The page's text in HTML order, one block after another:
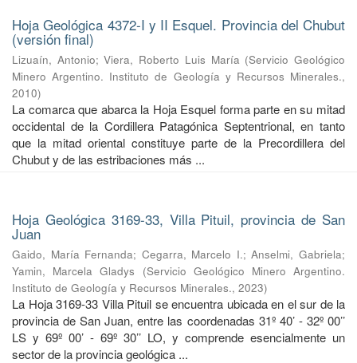
Hoja Geológica 4372-I y II Esquel. Provincia del Chubut
(versión final)
Lizuaín, Antonio;Viera, Roberto Luis María (Servicio Geológico
Minero Argentino. Instituto de Geología y Recursos Minerales.,
2010)
La comarca que abarca la Hoja Esquel forma parte en su mitad
occidental de la Cordillera Patagónica Septentrional, en tanto
que la mitad oriental constituye parte de la Precordillera del
Chubut y de las estribaciones más ...
Hoja Geológica 3169-33, Villa Pituil, provincia de San
Juan
Gaido, María Fernanda; Cegarra, Marcelo I.;Anselmi, Gabriela;
Yamin, Marcela Gladys
(Servicio Geológico Minero Argentino.
Instituto de Geología y Recursos Minerales., 2023)
La Hoja 3169-33 Villa Pituil se encuentra ubicada en el sur de la
provincia de San Juan, entre las coordenadas 31º 40’ - 32º 00’’
LS y 69º 00’ - 69º 30’’ LO, y comprende esencialmente un
sector de la provincia geológica ...